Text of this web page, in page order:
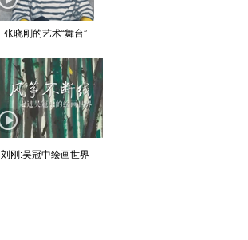
张晓刚的艺术“舞台”
刘刚:吴冠中绘画世界